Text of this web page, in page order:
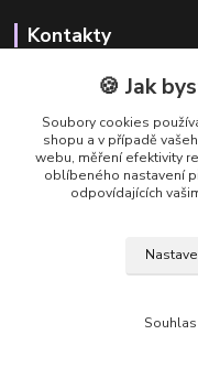
Kontakty
Radka Chamrádová
+420 737 484 708
Výdejna e-shopu: Po-Ne, 8-
info@equi-horecky.cz
Frenštát pod Radhoštěm,
🍪 Jak
Soubory cookies
shopu a v případě
webu, měření efektivity
oblíbeného nastavení
odpovídajících